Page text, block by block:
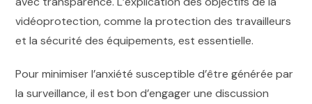
vidéoprotection, comme la protection des travailleurs
et la sécurité des équipements, est essentielle.
Pour minimiser l’anxiété susceptible d’être générée par
la surveillance, il est bon d’engager une discussion